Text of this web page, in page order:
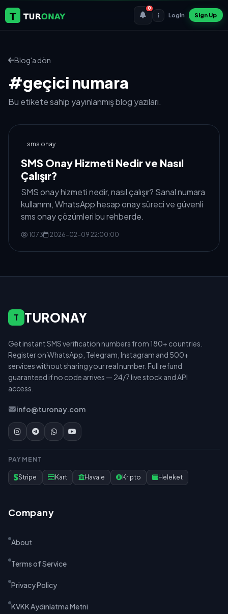
0
Login Sign Up
Blog'a dön
#geçici numara
Bu etikete sahip yayınlanmış blog yazıları.
sms onay
SMS Onay Hizmeti Nedir ve Nasıl
Çalışır?
SMS onay hizmeti nedir, nasıl çalışır? Sanal numara
kullanımı, WhatsApp hesap onay süreci ve güvenli
sms onay çözümleri bu rehberde.
1073 2026-02-09 22:00:00
T TURONAY
Get instant SMS verification numbers from 180+ countries.
Register on WhatsApp, Telegram, Instagram and 500+
services without sharing your real number. Full refund
guaranteed if no code arrives — 24/7 live stock and API
access.
info@turonay.com
PAYMENT
Stripe Kart Havale Kripto Heleket
Company
About
Terms of Service
Privacy Policy
KVKK Aydınlatma Metni